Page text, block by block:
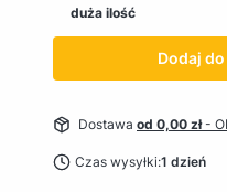
duża ilość
Dodaj
Dostawa od 0,00 zł-
Czas wysyłki:1 dzień